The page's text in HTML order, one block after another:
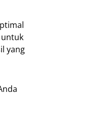
yang